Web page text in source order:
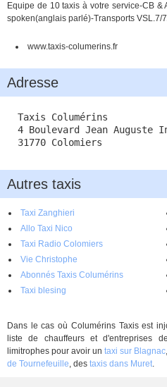
Equipe de 10 taxis à votre service-CB &
spoken(anglais parlé)-Transports VSL.7/
www.taxis-columerins.fr
Adresse
Taxis Columérins
4 Boulevard Jean Auguste
31770 Colomiers
Autres taxis
Taxi Zanghieri
Allo Taxi Nico
Taxi Radio Colomiers
Vie Christophe
Abonnés Taxis Columérins
Taxi blesing
Dans le cas où Columérins Taxis est
liste de chauffeurs et d'entreprises
limitrophes pour avoir un taxi sur Blagnac
de Tournefeuille, des taxis dans Muret.